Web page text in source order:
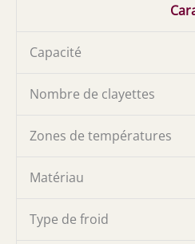
Capacité
Nombre de clayettes
Zones de températures
Matériau
Type de froid